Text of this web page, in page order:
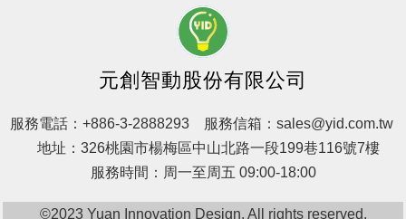
元創智動股份有限公司
服務電話： +886-3-2888293服務信箱： sales@yid.com.tw
地址：326桃園市楊梅區中山北路一段199巷116號7樓
服務時間：周一至周五 09:00-18:00
©2023 Yuan Innovation Design. All rights reserved.